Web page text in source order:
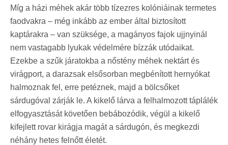
Míg a házi méhek akár több tízezres kolóniáinak termetes
faodvakra – még inkább az ember által biztosított
kaptárakra – van szüksége, a magányos fajok ujjnyinál
nem vastagabb lyukak védelmére bízzák utódaikat.
Ezekbe a szűk járatokba a nőstény méhek nektárt és
virágport, a darazsak elsősorban megbénított hernyókat
halmoznak fel, erre petéznek, majd a bölcsőket
sárdugóval zárják le. A kikelő lárva a felhalmozott táplálék
elfogyasztását követően bebábozódik, végül a kikelő
kifejlett rovar kirágja magát a sárdugón, és megkezdi
néhány hetes felnőtt életét.